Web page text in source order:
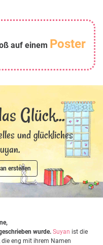
auf einem Poster
Glück...
und glückliches
erstellen
wurde. Suyan ist die
die eng mit ihrem Namen